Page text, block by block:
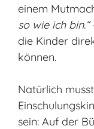
einem
so wie ich bin.“
die Kinder
können.
Natürlich
sein: Auf der